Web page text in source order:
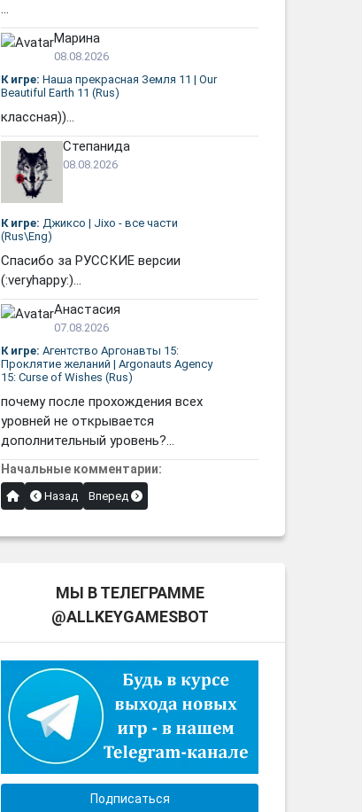
...
Марина
08.08.2026
К игре: Наша прекрасная Земля 11 | Our
Beautiful Earth 11 (Rus)
классная))...
Степанида
08.08.2026
К игре: Джиксо | Jixo - все части
(Rus\Eng)
Спасибо за РУССКИЕ версии
(:veryhappy:)...
Анастасия
07.08.2026
К игре: Агентство Аргонавты 15:
Проклятие желаний | Argonauts Agency
15: Curse of Wishes (Rus)
почему после прохождения всех
уровней не открывается
дополнительный уровень?...
Начальные комментарии:
Назад Вперед
МЫ В ТЕЛЕГРАММЕ
@ALLKEYGAMESBOT
Подписаться